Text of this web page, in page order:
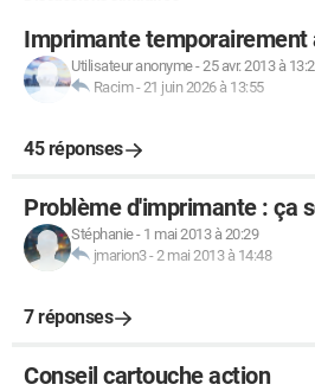
Imprimante temporairement
Utilisateur anonyme-25 avr. 2013 à
Racim-21 juin 2026 à 13:55
45 réponses
Problème d'imprimante : ça
Stéphanie- 1 mai 2013 à 20:29
jmarion3-2 mai 2013 à 14:48
7 réponses
Conseil cartouche action